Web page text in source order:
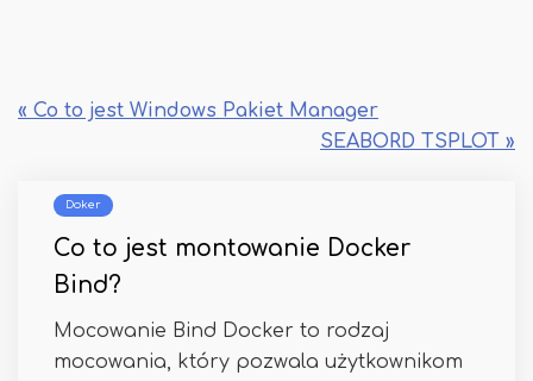
« Co to jest Windows Pakiet Manager
SEABORD TSPLOT »
Doker
Co to jest montowanie Docker
Bind?
Mocowanie Bind Docker to rodzaj
mocowania, który pozwala użytkownikom